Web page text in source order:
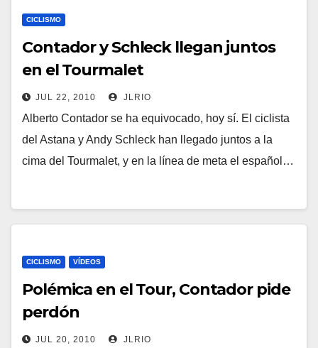
CICLISMO
Contador y Schleck llegan juntos
en el Tourmalet
JUL 22, 2010 JLRIO
Alberto Contador se ha equivocado, hoy sí. El ciclista
del Astana y Andy Schleck han llegado juntos a la
cima del Tourmalet, y en la línea de meta el español…
CICLISMO VÍDEOS
Polémica en el Tour, Contador pide
perdón
JUL 20, 2010 JLRIO